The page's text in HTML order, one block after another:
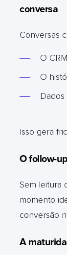
conversa
Conversas
O
O
Isso gera
O follow-
Sem leitura
momento
conversão
A